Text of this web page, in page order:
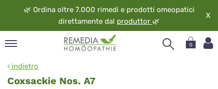
🌿 Ordina oltre 7.000 rimedi e prodotti omeopatici
direttamente dal produttor 🌿
X
0
indietro
Coxsackie Nos. A7